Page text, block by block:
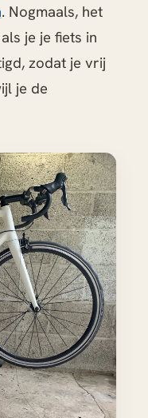
. Nogmaals, het
je je fiets in
zodat je vrij
je de